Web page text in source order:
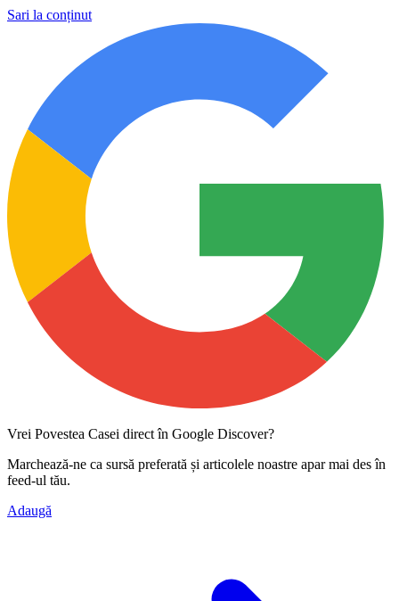
Sari la conținut
Vrei Povestea Casei direct în Google Discover?
Marchează-ne ca sursă preferată și articolele noastre apar mai des în
feed-ul tău.
Adaugă